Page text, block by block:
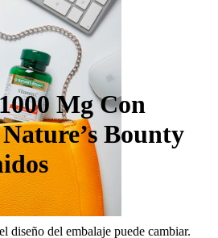
Mg Con
Bounty
diseño del embalaje puede cambiar.